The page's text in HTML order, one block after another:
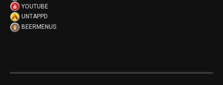
YOUTUBE
UNTAPPD
BEERMENUS